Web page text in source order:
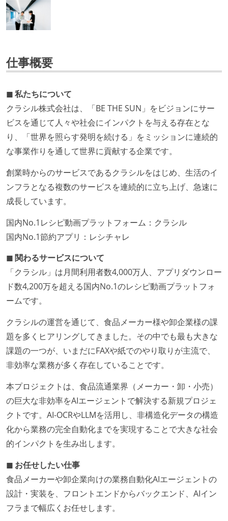
仕事概要
◼︎ 私たちについて
クラシル株式会社は、「BE THE SUN」をビジョンにサー
ビスを通じて人々や社会にインパクトを与える存在とな
り、「世界を照らす発明を続ける」をミッションに連続的
な事業作りを通して世界に貢献する企業です。
創業時からのサービスであるクラシルをはじめ、生活のイ
ンフラとなる複数のサービスを連続的に立ち上げ、急速に
成長しています。
国内No.1レシピ動画プラットフォーム：クラシル
国内No.1節約アプリ：レシチャレ
◼︎ 関わるサービスについて
「クラシル」は月間利用者数4,000万人、アプリダウンロー
ド数4,200万を超える国内No.1のレシピ動画プラットフォ
ームです。
クラシルの運営を通じて、食品メーカー様や卸企業様の課
題を多くヒアリングしてきました。その中でも最も大きな
課題の一つが、いまだにFAXや紙でのやり取りが主流で、
非効率な業務が多く存在していることです。
本プロジェクトは、食品流通業界（メーカー・卸・小売）
の巨大な非効率をAIエージェントで解決する新規プロジェ
クトです。AI-OCRやLLMを活用し、非構造化データの構造
化から業務の完全自動化までを実現することで大きな社会
的インパクトを生み出します。
◼︎ お任せしたい仕事
食品メーカーや卸企業向けの業務自動化AIエージェントの
設計・実装を、フロントエンドからバックエンド、AIイン
フラまで幅広くお任せします。